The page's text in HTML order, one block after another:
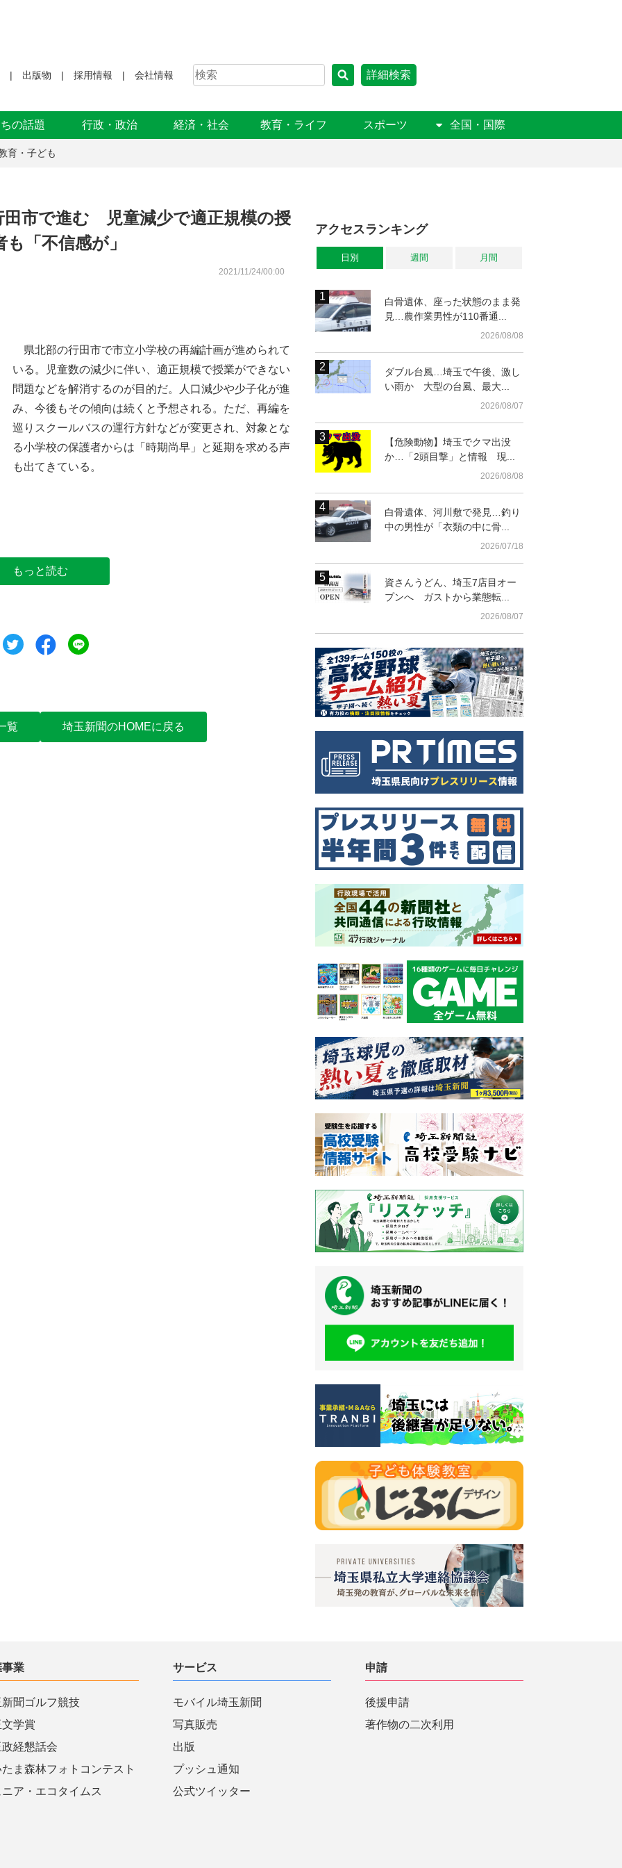
出版物 採用情報 会社情報 詳細検索
ちの話題 行政・政治 経済・社会 教育・ライフ スポーツ 全国・国際
育・子ども
田市で進む 児童減少で適正規模の授
「不信感が」
2021/11/24/00:00
県北部の行田市で市立小学校の再編計画が進められて
いる。児童数の減少に伴い、適正規模で授業ができない
問題などを解消するのが目的だ。人口減少や少子化が進
み、今後もその傾向は続くと予想される。ただ、再編を
巡りスクールバスの運行方針などが変更され、対象とな
る小学校の保護者からは「時期尚早」と延期を求める声
も出てきている。
もっと読む
ツイートシェア
覧 埼玉新聞のHOMEに戻る
アクセスランキング
日別 週間 月間
白骨遺体、座った状態のまま発
見…農作業男性が110番通...
2026/08/08
ダブル台風…埼玉で午後、激し
い雨か 大型の台風、最大...
2026/08/07
【危険動物】埼玉でクマ出没
か…「2頭目撃」と情報 現...
2026/08/08
白骨遺体、河川敷で発見…釣り
中の男性が「衣類の中に骨...
2026/07/18
資さんうどん、埼玉7店目オー
プンへ ガストから業態転...
2026/08/07
事業
聞ゴルフ競技
学賞
経懇話会
たま森林フォトコンテスト
ニア・エコタイムス
サービス
モバイル埼玉新聞
写真販売
出版
プッシュ通知
公式ツイッター
申請
後援申請
著作物の二次利用